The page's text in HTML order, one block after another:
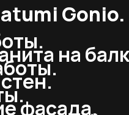
на
фасада.